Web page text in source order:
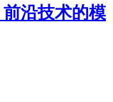
前沿技术的模